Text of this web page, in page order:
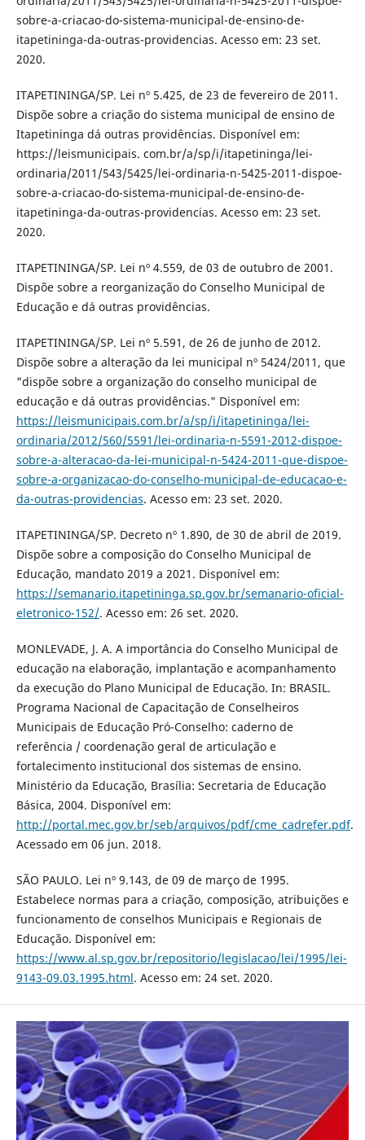
sobre-a-criacao-do-sistema-municipal-de-ensino-de-
itapetininga-da-outras-providencias. Acesso em: 23 set.
2020.
ITAPETININGA/SP. Lei nº 5.425, de 23 de fevereiro de 2011.
Dispõe sobre a criação do sistema municipal de ensino de
Itapetininga dá outras providências. Disponível em:
https://leismunicipais. com.br/a/sp/i/itapetininga/lei-
ordinaria/2011/543/5425/lei-ordinaria-n-5425-2011-dispoe-
sobre-a-criacao-do-sistema-municipal-de-ensino-de-
itapetininga-da-outras-providencias. Acesso em: 23 set.
2020.
ITAPETININGA/SP. Lei nº 4.559, de 03 de outubro de 2001.
Dispõe sobre a reorganização do Conselho Municipal de
Educação e dá outras providências.
ITAPETININGA/SP. Lei nº 5.591, de 26 de junho de 2012.
Dispõe sobre a alteração da lei municipal nº 5424/2011, que
"dispõe sobre a organização do conselho municipal de
educação e dá outras providências." Disponível em:
https://leismunicipais.com.br/a/sp/i/itapetininga/lei-
ordinaria/2012/560/5591/lei-ordinaria-n-5591-2012-dispoe-
sobre-a-alteracao-da-lei-municipal-n-5424-2011-que-dispoe-
sobre-a-organizacao-do-conselho-municipal-de-educacao-e-
da-outras-providencias. Acesso em: 23 set. 2020.
ITAPETININGA/SP. Decreto nº 1.890, de 30 de abril de 2019.
Dispõe sobre a composição do Conselho Municipal de
Educação, mandato 2019 a 2021. Disponível em:
https://semanario.itapetininga.sp.gov.br/semanario-oficial-
eletronico-152/. Acesso em: 26 set. 2020.
MONLEVADE, J. A. A importância do Conselho Municipal de
educação na elaboração, implantação e acompanhamento
da execução do Plano Municipal de Educação. In: BRASIL.
Programa Nacional de Capacitação de Conselheiros
Municipais de Educação Pró-Conselho: caderno de
referência / coordenação geral de articulação e
fortalecimento institucional dos sistemas de ensino.
Ministério da Educação, Brasília: Secretaria de Educação
Básica, 2004. Disponível em:
http://portal.mec.gov.br/seb/arquivos/pdf/cme_cadrefer.pdf.
Acessado em 06 jun. 2018.
SÃO PAULO. Lei nº 9.143, de 09 de março de 1995.
Estabelece normas para a criação, composição, atribuições e
funcionamento de conselhos Municipais e Regionais de
Educação. Disponível em:
https://www.al.sp.gov.br/repositorio/legislacao/lei/1995/lei-
9143-09.03.1995.html. Acesso em: 24 set. 2020.